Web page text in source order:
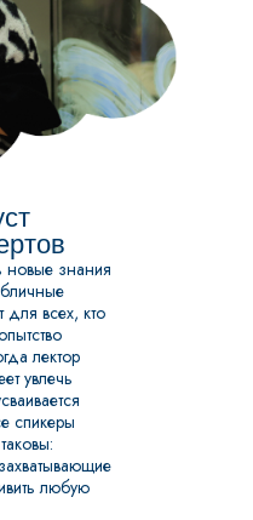
новые знания
всех, кто
лектор
увлечь
спикеры
любую